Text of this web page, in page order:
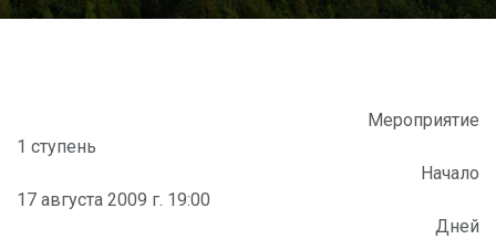
Мероприятие
1 ступень
Начало
17 августа 2009 г. 19:00
Дней